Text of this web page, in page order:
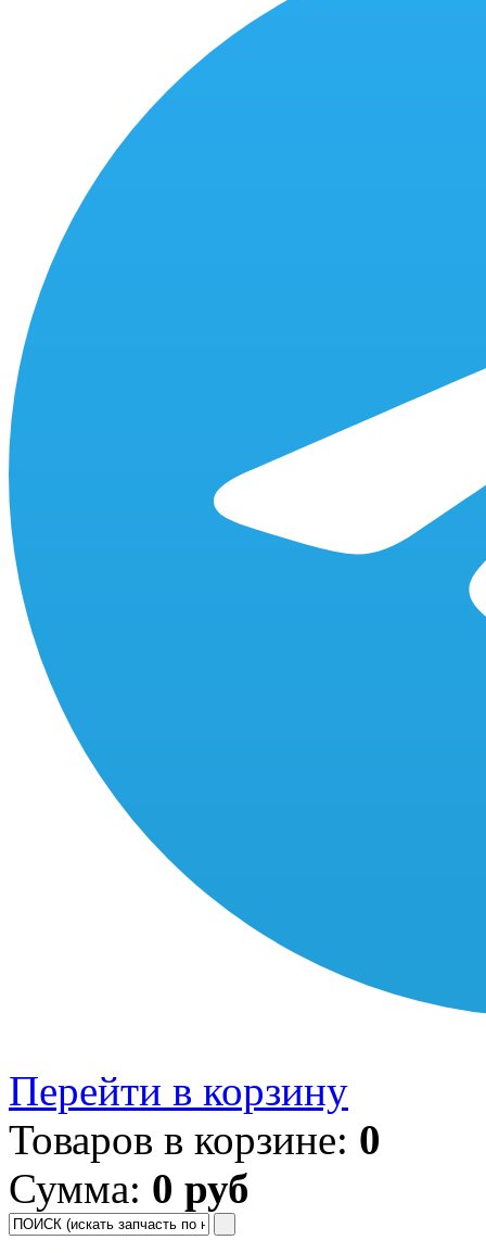
Перейти в корзину
Товаров в корзине: 0
Сумма: 0 руб